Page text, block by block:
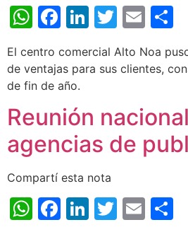
WhatsApp
Facebook
LinkedIn
Twitter
Email
El centro comercial Alto Noa
de ventajas para sus clientes,
de fin de año.
Reunión
agencias de
Compartí esta nota
WhatsApp
Facebook
LinkedIn
Twitter
Email